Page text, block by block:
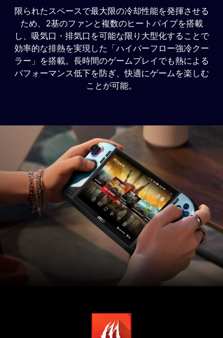
限られたスペースで最大限の冷却性能を発揮させる
ため、2基のファンと複数のヒートパイプを搭載
し、吸気口・排気口を可能な限り大型化することで
効率的な排熱を実現した「ハイパーフロー強冷クー
ラー」を搭載。長時間のゲームプレイでも熱による
パフォーマンス低下を防ぎ、快適にゲームを楽しむ
ことが可能。